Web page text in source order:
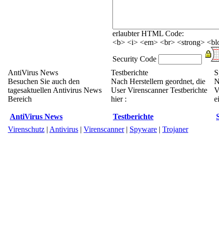
erlaubter HTML Code:
<b> <i> <em> <br> <strong>
Security Code
AntiVirus News
Besuchen Sie auch den
tagesaktuellen Antivirus News
Bereich
AntiVirus News
Testberichte
Nach Herstellern geordnet, die
User Virenscanner Testberichte
hier :
Testberichte
Virenschutz | Antivirus | Virenscanner| Spyware | Trojaner